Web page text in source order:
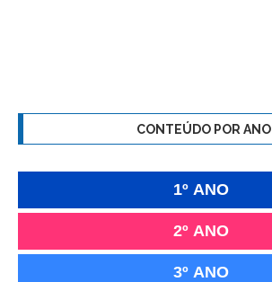
CONTEÚDO POR ANO
1º ANO
2º ANO
3º ANO